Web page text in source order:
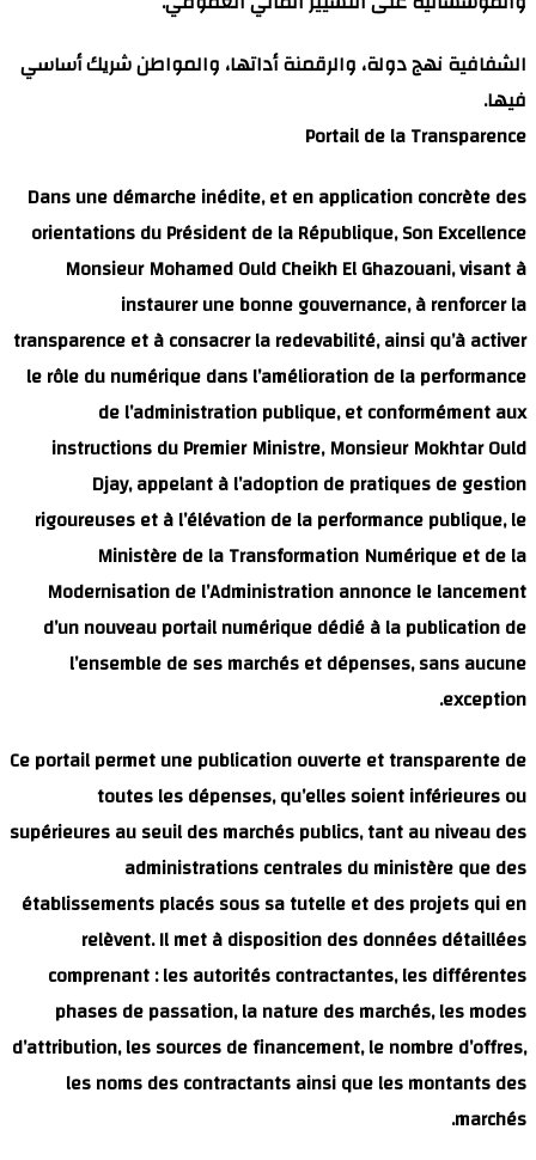
شريك أساسي
Dans une
orientations du
Monsieur
transparence et à
le rôle du
de
instructions du
Djay,
rigoureuses et à
Ministère
Modernisation
d’un nouveau
l’ensemble
Ce portail permet
toutes les
supérieures au seuil
établissements
relèvent. Il
comprenant :
phases de
d’attribution, les
les noms des